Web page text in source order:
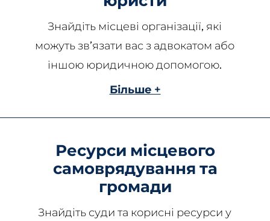
Знайдіть місцеві організації, які
можуть зв’язати вас з адвокатом або
іншою юридичною допомогою.
Більше +
Ресурси місцевого
самоврядування та
громади
Знайдіть суди та корисні ресурси у